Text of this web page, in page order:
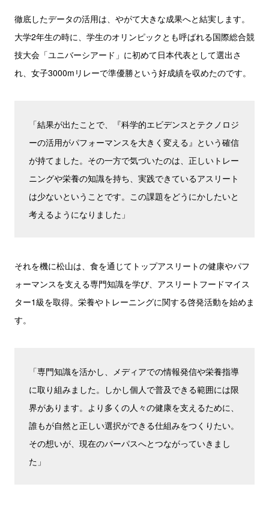
徹底したデータの活用は、やがて大きな成果へと結実します。
大学2年生の時に、学生のオリンピックとも呼ばれる国際総合競
技大会「ユニバーシアード」に初めて日本代表として選出さ
れ、女子3000mリレーで準優勝という好成績を収めたのです。
「結果が出たことで、『科学的エビデンスとテクノロジ
ーの活用がパフォーマンスを大きく変える』という確信
が持てました。その一方で気づいたのは、正しいトレー
ニングや栄養の知識を持ち、実践できているアスリート
は少ないということです。この課題をどうにかしたいと
考えるようになりました」
それを機に松山は、食を通じてトップアスリートの健康やパフ
ォーマンスを支える専門知識を学び、アスリートフードマイス
ター1級を取得。栄養やトレーニングに関する啓発活動を始めま
す。
「専門知識を活かし、メディアでの情報発信や栄養指導
に取り組みました。しかし個人で普及できる範囲には限
界があります。より多くの人々の健康を支えるために、
誰もが自然と正しい選択ができる仕組みをつくりたい。
その想いが、現在のパーパスへとつながっていきまし
た」